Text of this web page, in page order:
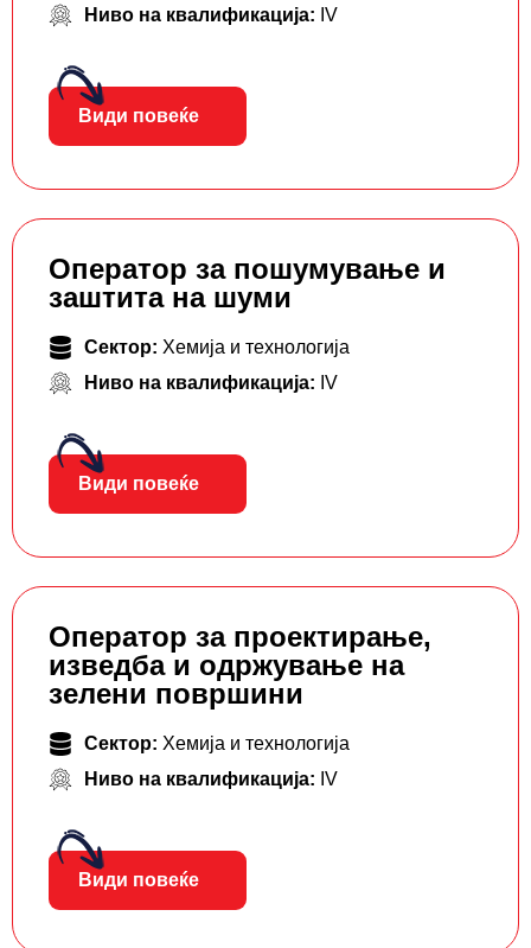
Ниво на квалификација: IV
Види повеќе
Оператор за пошумување и
заштита на шуми
Сектор: Хемија и технологија
Ниво на квалификација: IV
Види повеќе
Оператор за проектирање,
изведба и одржување на
зелени површини
Сектор: Хемија и технологија
Ниво на квалификација: IV
Види повеќе